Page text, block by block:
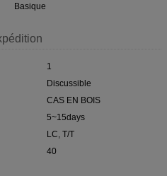
Basique
1
Discussible
CAS EN BOIS
5~15days
LC, T/T
40